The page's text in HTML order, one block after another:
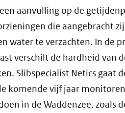
aanvulling op de
die aangebracht
water te verzachten. In de
verschilt de hardheid
Slibspecialist Netics
komende vijf jaar
in de Waddenzee, zoals